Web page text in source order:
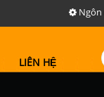
LIÊN HỆ